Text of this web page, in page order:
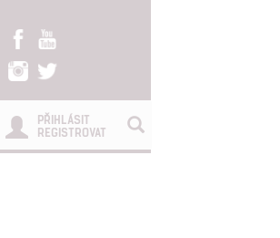
PŘIHLÁSIT
REGISTROVAT